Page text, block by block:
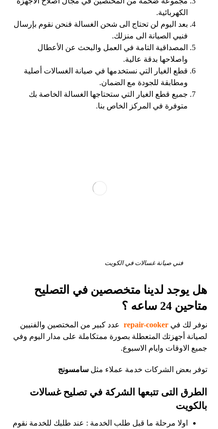
الكهربائية.
بعد اليوم لن تحتاج الى شحن الغسالة فنحن نقوم بإرسال
فنيي الصيانة الى منزلك.
المصداقية التامة في العمل والبحث عن الأعطال
واصلاحها بدقة عالية.
قطع الغيار التي نستخدمها في صيانة الغسالات أصلية
ومطابقة للجودة مع الضمان.
جميع قطع الغيار التي ستحتاجها الغسالة الخاصة بك
متوفرة في المركز الخاص بنا.
فني صيانة غسالات في الكويت
هل يوجد لدينا متخصصين في التصليح
متاحين 24 ساعه ؟
نوفر لك فيrepair-cooker عدد كبير من المختصين والفنيين
لصيانة أجهزتك المتعطلة بصورة ممتكاملة على مدار اليوم وفي
جميع الاوقات وايام الاسبوع.
توفر بعض الشركات خدمة عملاء مثلسامسونج
الطرق التى تتبعها الشركة في تصليح غسالات
بالكويت
اولا مرحلة ما قبل طلب الخدمة : عند طلبك للخدمة نقوم